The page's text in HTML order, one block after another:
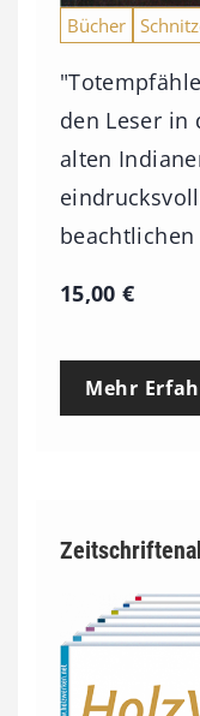
Bücher
den Leser in
alten
15,00€
Mehr